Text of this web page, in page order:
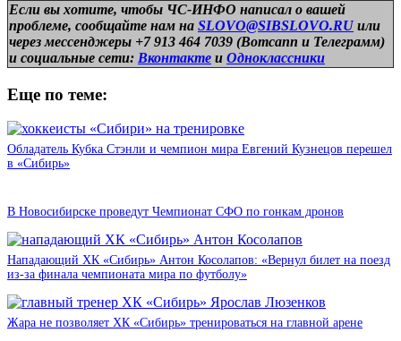
Если вы хотите, чтобы ЧС-ИНФО написал о вашей
проблеме, сообщайте нам на SLOVO@SIBSLOVO.RU или
через мессенджеры +7 913 464 7039 (Вотсапп и Телеграмм)
и социальные сети: Вконтакте и Одноклассники
Еще по теме:
Обладатель Кубка Стэнли и чемпион мира Евгений Кузнецов перешел
в «Сибирь»
В Новосибирске проведут Чемпионат СФО по гонкам дронов
Нападающий ХК «Сибирь» Антон Косолапов: «Вернул билет на поезд
из-за финала чемпионата мира по футболу»
Жара не позволяет ХК «Сибирь» тренироваться на главной арене